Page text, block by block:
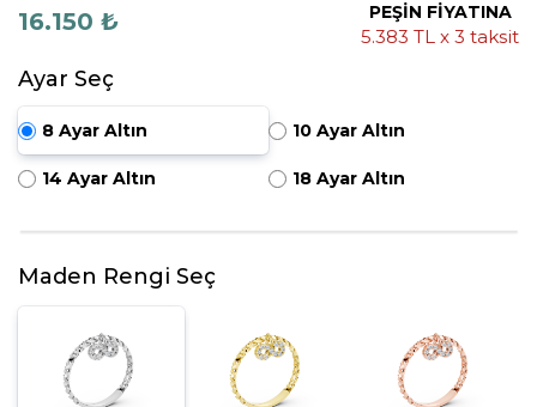
16.150 ₺ PEŞİN FİYATINA
5.383 TL x 3 taksit
Ayar Seç
8 Ayar Altın 10 Ayar Altın
14 Ayar Altın 18 Ayar Altın
Maden Rengi Seç